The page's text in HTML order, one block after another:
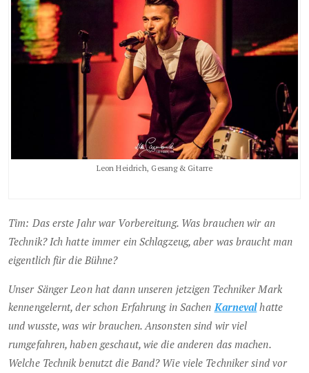
Leon Heidrich, Gesang & Gitarre
Tim: Das erste Jahr war Vorbereitung. Was brauchen wir an
Technik? Ich hatte immer ein Schlagzeug, aber was braucht man
eigentlich für die Bühne?
Unser Sänger Leon hat dann unseren jetzigen Techniker Mark
kennengelernt, der schon Erfahrung in SachenKarnevalhatte
und wusste, was wir brauchen. Ansonsten sind wir viel
rumgefahren, haben geschaut, wie die anderen das machen.
Welche Technik benutzt die Band? Wie viele Techniker sind vor